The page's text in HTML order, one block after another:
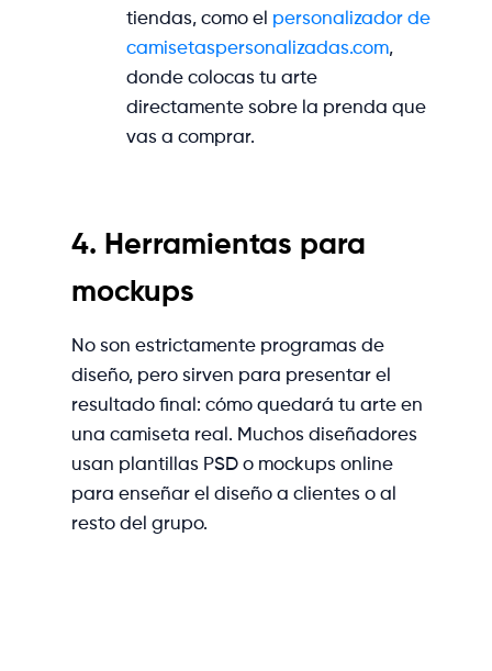
tiendas, como el personalizador de
camisetaspersonalizadas.com,
donde colocas tu arte
directamente sobre la prenda que
vas a comprar.
4. Herramientas para
mockups
No son estrictamente programas de
diseño, pero sirven para presentar el
resultado final: cómo quedará tu arte en
una camiseta real. Muchos diseñadores
usan plantillas PSD o mockups online
para enseñar el diseño a clientes o al
resto del grupo.